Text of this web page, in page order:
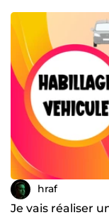
hraf
Je vais réaliser